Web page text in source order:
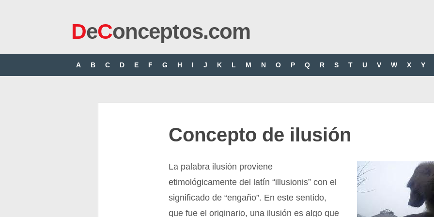
DeConceptos.com
A B C D E F G H I J K L M N O P Q R S T U V W X Y
Concepto de ilusión
La palabra ilusión proviene
etimológicamente del latín “illusionis” con el
significado de “engaño”. En este sentido,
que fue el originario, una ilusión es algo que